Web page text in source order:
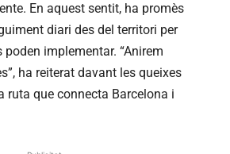
En aquest sentit, ha promès
diari des del territori per
implementar. “Anirem
ha reiterat davant les queixes
ruta que connecta Barcelona i